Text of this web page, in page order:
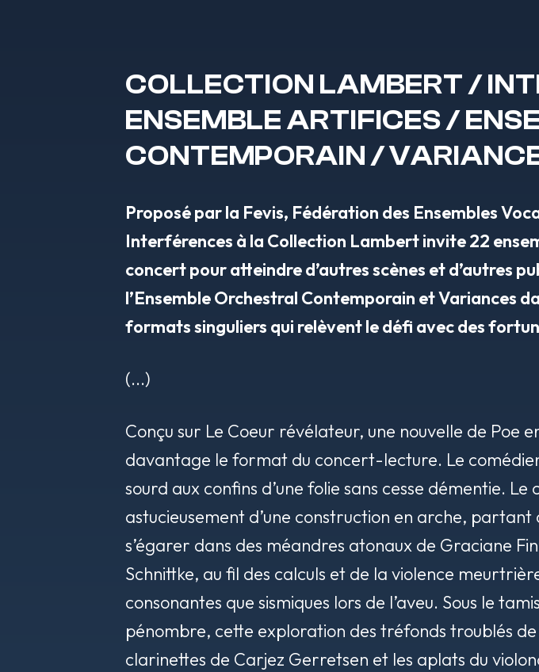
COLLECTION LAMBERT /
ENSEMBLE ARTIFICES /
CONTEMPORAIN /
Proposé par la Fevis, Fédération des Ensembles
Interférences à la Collection Lambert invite 22
concert pour atteindre d’autres scènes et d’autres
l’Ensemble Orchestral Contemporain et Variances
formats singuliers qui relèvent le défi avec des
(...)
Conçu sur Le Coeur révélateur, une nouvelle de Poe
davantage le format du concert-lecture. Le
sourd aux confins d’une folie sans cesse démentie.
astucieusement d’une construction en arche,
s’égarer dans des méandres atonaux de Graciane
Schnittke, au fil des calculs et de la violence
consonantes que sismiques lors de l’aveu. Sous le
pénombre, cette exploration des tréfonds troublés
clarinettes de Carjez Gerretsen et les aplats du